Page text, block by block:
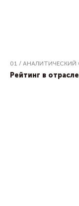
01 / АНАЛИТИЧЕСКИЙ
Рейтинг в